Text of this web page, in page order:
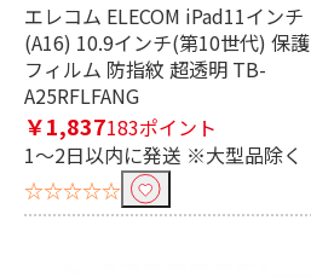
エレコム ELECOM iPad11インチ
(A16) 10.9インチ(第10世代) 保護
フィルム 防指紋 超透明 TB-
A25RFLFANG
￥1,837183ポイント
1～2日以内に発送 ※大型品除く
☆☆☆☆☆